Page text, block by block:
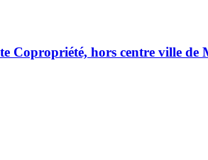
Copropriété, hors centre ville de